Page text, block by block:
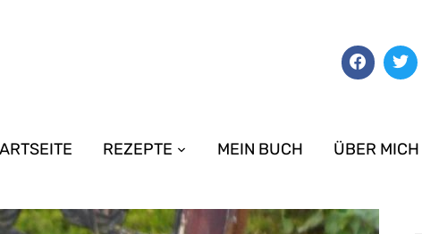
REZEPTE MEIN BUCH ÜBER MICH